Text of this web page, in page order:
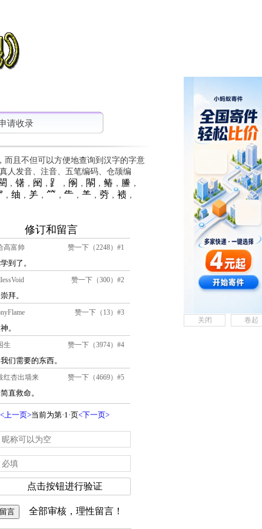
请收录
而且不但可以方便地查询到汉字的字意
人发音、注音、五笔编码、仓颉编
， 䦃， 䦷 ， ⻊ ， 䦶 ， 䦛 ， 䲠 ， 䲢 ，
， 䌷 ， ⺶， ⺮ ， ⺧， ⺷， 䓖， 䙌，
关闭 卷起